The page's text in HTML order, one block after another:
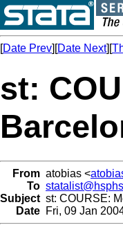
[Date Prev][Date Next][
st:
From atobias <
To
Subject st: COURSE:
Date Fri, 09 Jan